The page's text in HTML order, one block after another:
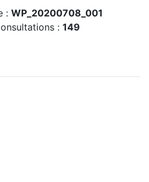
: WP_20200708_001
: 149